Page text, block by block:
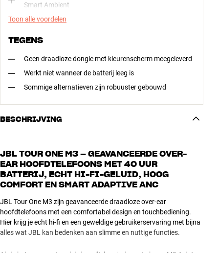
Smart Ambient
Toon alle voordelen
TEGENS
Geen draadloze dongle met kleurenscherm meegeleverd
Werkt niet wanneer de batterij leeg is
Sommige alternatieven zijn robuuster gebouwd
BESCHRIJVING
JBL TOUR ONE M3 – GEAVANCEERDE OVER-
EAR HOOFDTELEFOONS MET 40 UUR
BATTERIJ, ECHT HI-FI-GELUID, HOOG
COMFORT EN SMART ADAPTIVE ANC
JBL Tour One M3 zijn geavanceerde draadloze over-ear
hoofdtelefoons met een comfortabel design en touchbediening.
Hier krijg je echt hi-fi en een geweldige gebruikerservaring met bijna
alles wat JBL kan bedenken aan slimme en nuttige functies.